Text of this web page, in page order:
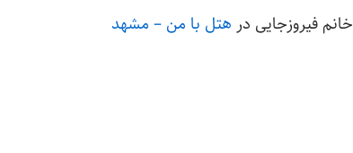
خانم فیروزجایی در هتل با من – مشهد